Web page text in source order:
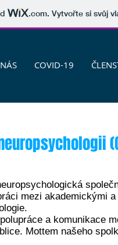
.com. Vytvořte si svůj
COVID-19
mezi akademickými
a komunikace
Mottem našeho